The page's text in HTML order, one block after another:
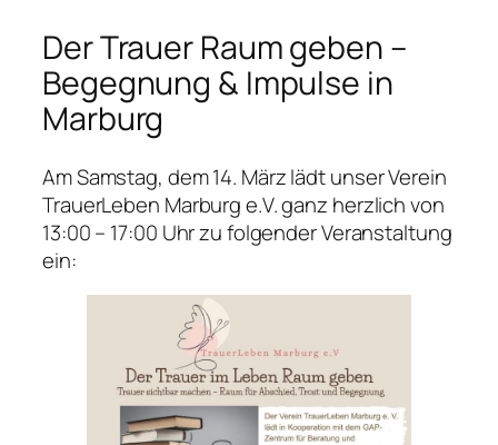
Der Trauer Raum geben –
Begegnung & Impulse in
Marburg
Am Samstag, dem 14. März lädt unser Verein
TrauerLeben Marburg e.V. ganz herzlich von
13:00 – 17:00 Uhr zu folgender Veranstaltung
ein: